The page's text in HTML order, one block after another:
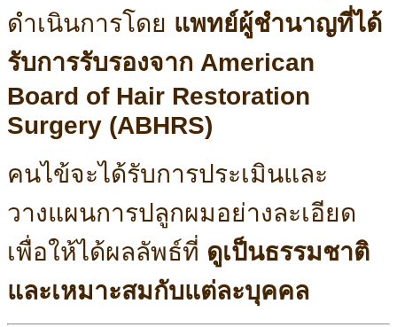
ดำเนินการโดย แพทย์ผู้ชำนาญที่ได้
รับการรับรองจาก American
Board of Hair Restoration
Surgery (ABHRS)
คนไข้จะได้รับการประเมินและ
วางแผนการปลูกผมอย่างละเอียด
เพื่อให้ได้ผลลัพธ์ที่ ดูเป็นธรรมชาติ
และเหมาะสมกับแต่ละบุคคล